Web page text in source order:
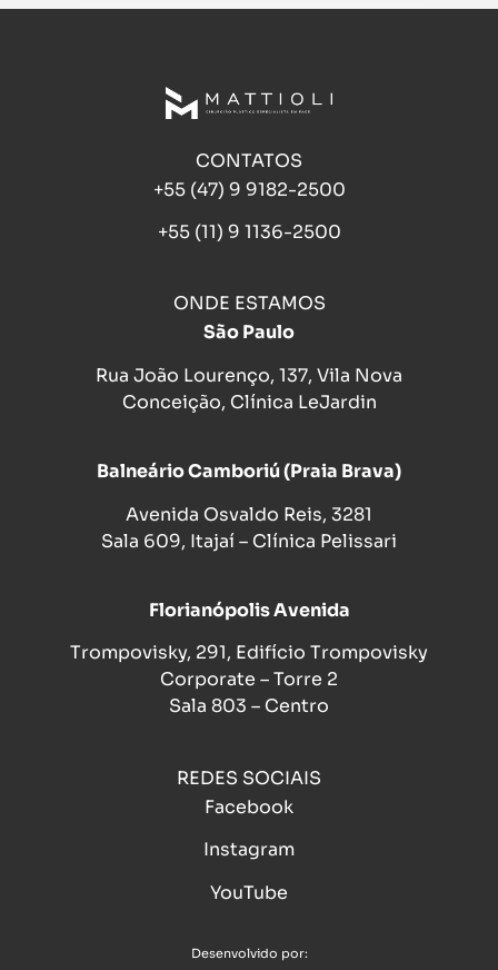
CONTATOS
+55 (47) 9 9182-2500
+55 (11) 9 1136-2500
ONDE ESTAMOS
São Paulo
Rua João Lourenço, 137, Vila Nova
Conceição, Clínica LeJardin
Balneário Camboriú (Praia Brava)
Avenida Osvaldo Reis, 3281
Sala 609, Itajaí – Clínica Pelissari
Florianópolis Avenida
Trompovisky, 291, Edifício Trompovisky
Corporate – Torre 2
Sala 803 – Centro
REDES SOCIAIS
Facebook
Instagram
YouTube
Desenvolvido por: